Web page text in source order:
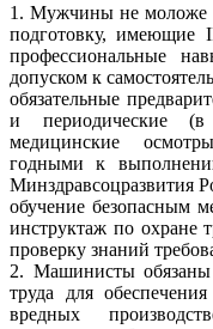
1. Мужчины не моложе
подготовку, имеющие
профессиональные
допуском к
обязательные
и периодические (в
медицинские
годными к
Минздравсоцразвития
обучение безопасным
инструктаж по охране
проверку знаний
2. Машинисты обязаны
труда для
вредных